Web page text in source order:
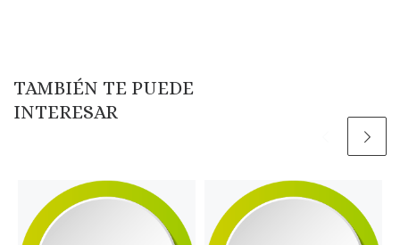
TAMBIÉN TE PUEDE
INTERESAR